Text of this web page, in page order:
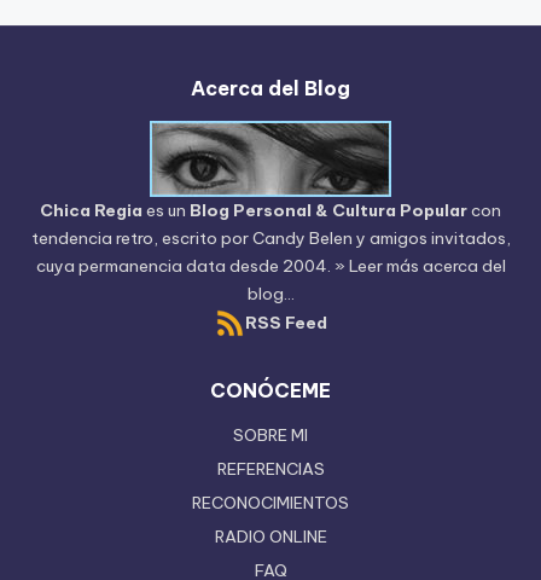
Acerca del Blog
Chica Regia es un Blog Personal & Cultura Popularcon
tendencia retro, escrito porCandy Belen y amigos invitados,
cuya permanencia data desde 2004. » Leer más acerca del
blog...
RSS Feed
CONÓCEME
SOBRE MI
REFERENCIAS
RECONOCIMIENTOS
RADIO ONLINE
FAQ